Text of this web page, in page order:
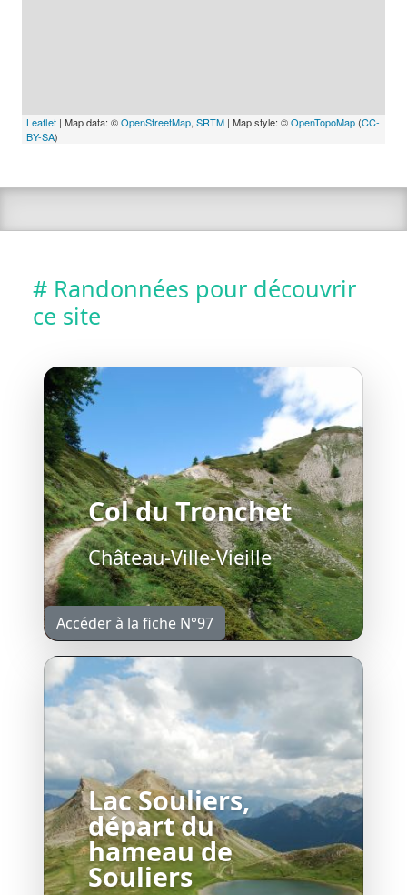
Leaflet | Map data: ©OpenStreetMap, SRTM | Map style: ©OpenTopoMap (CC-
BY-SA)
# Randonnées pour découvrir
ce site
Col du Tronchet
Château-Ville-Vieille
Accéder à la fiche N°97
Lac Souliers,
départ du
hameau de
Souliers